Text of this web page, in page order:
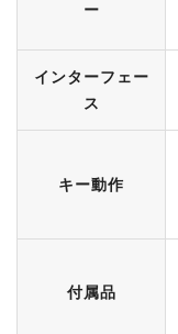
ー
インターフェー
ス
キー動作
付属品